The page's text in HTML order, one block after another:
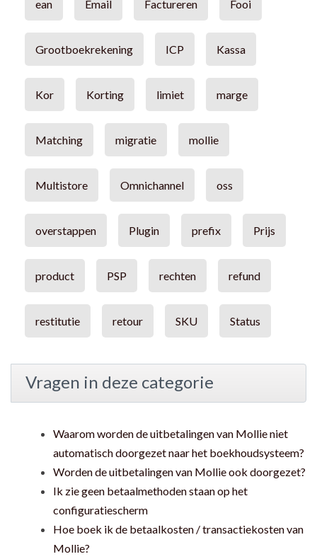
ean Email Factureren Fooi
Grootboekrekening ICP Kassa
Kor Korting limiet marge
Matching migratie mollie
Multistore Omnichannel oss
overstappen Plugin prefix Prijs
product PSP rechten refund
restitutie retour SKU Status
Vragen in deze categorie
Waarom worden de uitbetalingen van Mollie niet
automatisch doorgezet naar het boekhoudsysteem?
Worden de uitbetalingen van Mollie ook doorgezet?
Ik zie geen betaalmethoden staan op het
configuratiescherm
Hoe boek ik de betaalkosten / transactiekosten van
Mollie?